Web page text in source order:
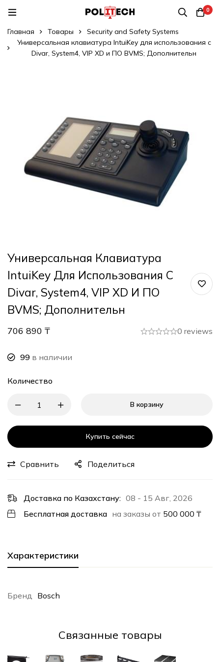
0
Главная Товары
Security and Safety Systems
Универсальная клавиатура IntuiKey для использования с
Divar, System4, VIP XD и ПО BVMS; Дополнительн
Универсальная Клавиатура
IntuiKey Для Использования С
Divar, System4, VIP XD И ПО
BVMS; Дополнительн
706 890 ₸ 0 reviews
99 в наличии
Количество
В корзину
Купить сейчас
Сравнить Поделиться
Доставка по Казахстану: 08 - 15 Авг, 2026
Бесплатная доставка на заказы от 500 000 ₸
Характеристики
Бренд Bosch
Cвязанные товары